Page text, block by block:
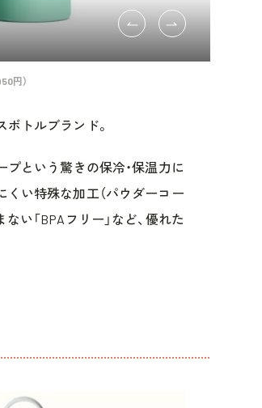
円）
ボトルブランド。
という驚きの保冷・保温力に
くい特殊な加工（パウダーコー
い「BPAフリー」など、優れた